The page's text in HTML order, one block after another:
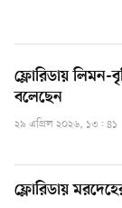
ফ্লোরিডায় লিমন-
বলেছেন
২৯ এপ্রিল ২০২৬, ১৩: ৪১
ফ্লোরিডায়